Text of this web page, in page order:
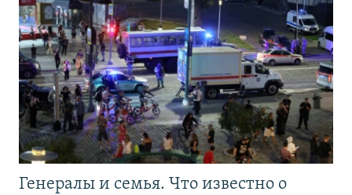
Генералы и семья. Что известно о